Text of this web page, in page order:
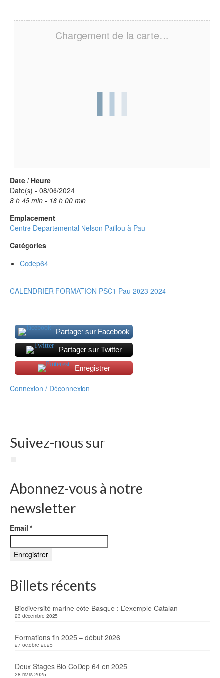
Chargement de la carte…
Date / Heure
Date(s) - 08/06/2024
8 h 45 min - 18 h 00 min
Emplacement
Centre Departemental Nelson Paillou à Pau
Catégories
Codep64
CALENDRIER FORMATION PSC1 Pau 2023 2024
Partager sur Facebook
Partager sur Twitter
Enregistrer
Connexion / Déconnexion
Suivez-nous sur
Abonnez-vous à notre
newsletter
Email *
Billets récents
Biodiversité marine côte Basque : L’exemple Catalan
23 décembre 2025
Formations fin 2025 – début 2026
27 octobre 2025
Deux Stages Bio CoDep 64 en 2025
28 mars 2025